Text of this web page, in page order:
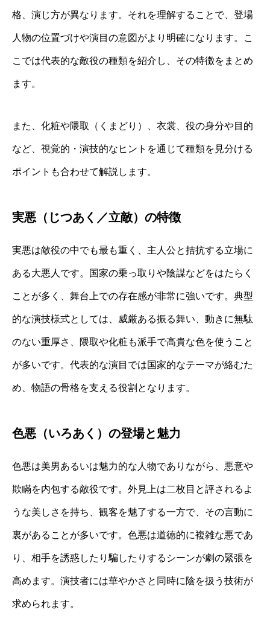
格、演じ方が異なります。それを理解することで、登場
人物の位置づけや演目の意図がより明確になります。こ
こでは代表的な敵役の種類を紹介し、その特徴をまとめ
ます。
また、化粧や隈取（くまどり）、衣裳、役の身分や目的
など、視覚的・演技的なヒントを通じて種類を見分ける
ポイントも合わせて解説します。
実悪（じつあく／立敵）の特徴
実悪は敵役の中でも最も重く、主人公と拮抗する立場に
ある大悪人です。国家の乗っ取りや陰謀などをはたらく
ことが多く、舞台上での存在感が非常に強いです。典型
的な演技様式としては、威厳ある振る舞い、動きに無駄
のない重厚さ、隈取や化粧も派手で高貴な色を使うこと
が多いです。代表的な演目では国家的なテーマが絡むた
め、物語の骨格を支える役割となります。
色悪（いろあく）の登場と魅力
色悪は美男あるいは魅力的な人物でありながら、悪意や
欺瞞を内包する敵役です。外見上は二枚目と評されるよ
うな美しさを持ち、観客を魅了する一方で、その言動に
裏があることが多いです。色悪は道徳的に複雑な悪であ
り、相手を誘惑したり騙したりするシーンが劇の緊張を
高めます。演技者には華やかさと同時に陰を扱う技術が
求められます。